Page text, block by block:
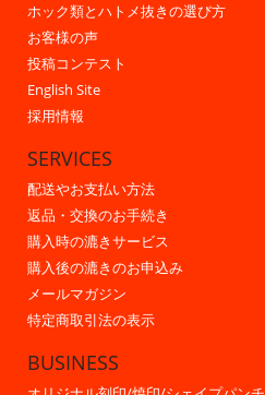
ホック類とハトメ抜きの選び方
お客様の声
投稿コンテスト
English Site
採用情報
SERVICES
配送やお支払い方法
返品・交換のお手続き
購入時の漉きサービス
購入後の漉きのお申込み
メールマガジン
特定商取引法の表示
BUSINESS